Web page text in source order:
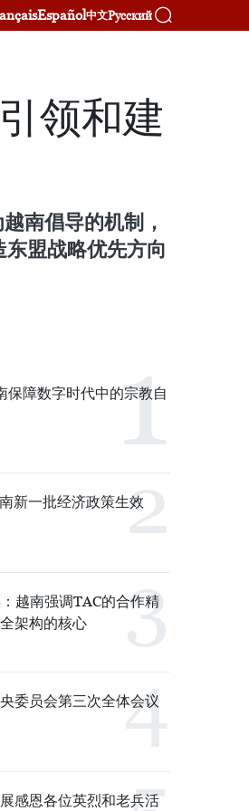
Español中文Русский
领和建
南倡导的机制，
盟战略优先方向
保障数字时代中的宗教自
新一批经济政策生效
越南强调TAC的合作精
架构的核心
委员会第三次全体会议
感恩各位英烈和老兵活